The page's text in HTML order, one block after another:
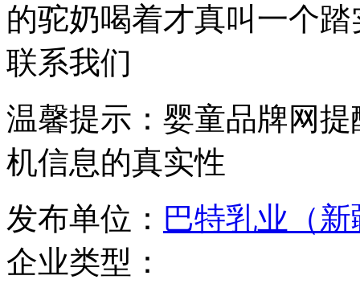
的驼奶喝着才真叫一个踏
联系我们
温馨提示：婴童品牌网
机信息的真实性
发布单位： 巴特乳业（
企业类型：